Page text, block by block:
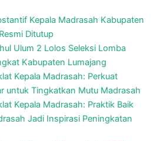
Kepala Madrasah Kabupaten
Ditutup
Ulum 2 Lolos Seleksi Lomba
Kabupaten Lumajang
Kepala Madrasah: Perkuat
untuk Tingkatkan Mutu Madrasah
Kepala Madrasah: Praktik Baik
Jadi Inspirasi Peningkatan